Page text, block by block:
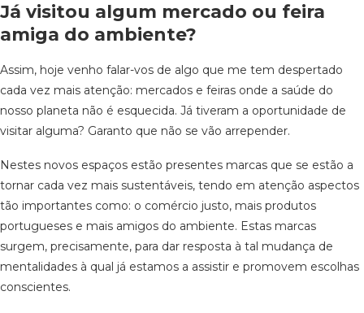
Já visitou algum mercado ou feira
amiga do ambiente?
Assim, hoje venho falar-vos de algo que me tem despertado
cada vez mais atenção: mercados e feiras onde a saúde do
nosso planeta não é esquecida. Já tiveram a oportunidade de
visitar alguma? Garanto que não se vão arrepender.
Nestes novos espaços estão presentes marcas que se estão a
tornar cada vez mais sustentáveis, tendo em atenção aspectos
tão importantes como: o comércio justo, mais produtos
portugueses e mais amigos do ambiente. Estas marcas
surgem, precisamente, para dar resposta à tal mudança de
mentalidades à qual já estamos a assistir e promovem escolhas
conscientes.